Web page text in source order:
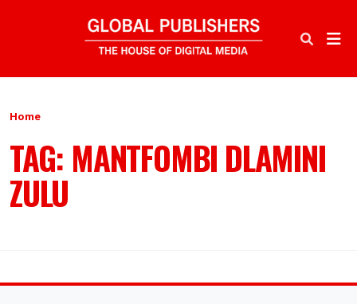
Home
TAG: MANTFOMBI DLAMINI
ZULU